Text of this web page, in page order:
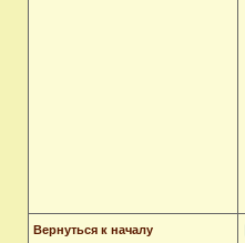
Вернуться к началу